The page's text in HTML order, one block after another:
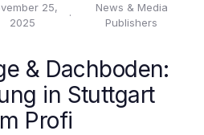
25,
2025
·
News & Media
Publishers
& Dachboden:
in Stuttgart
Profi